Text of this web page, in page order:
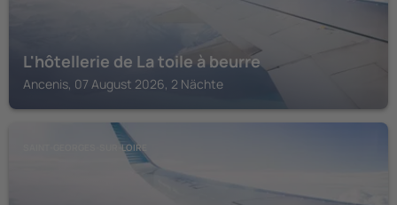
L'hôtellerie de La toile à beurre
Ancenis, 07 August 2026, 2 Nächte
SAINT-GEORGES-SUR-LOIRE